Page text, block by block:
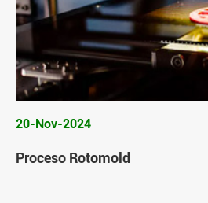
20-Nov-2024
Proceso Rotomold